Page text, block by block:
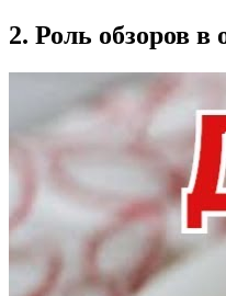
2. Роль обзоров в